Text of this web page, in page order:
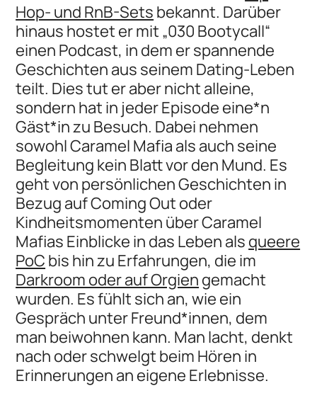
Hop- und RnB-Setsbekannt. Darüber
hinaus hostet er mit „030 Bootycall“
einen Podcast, in dem er spannende
Geschichten aus seinem Dating-Leben
teilt. Dies tut er aber nicht alleine,
sondern hat in jeder Episode eine*n
Gäst*in zu Besuch. Dabei nehmen
sowohl Caramel Mafia als auch seine
Begleitung kein Blatt vor den Mund. Es
geht von persönlichen Geschichten in
Bezug auf Coming Out oder
Kindheitsmomenten über Caramel
Mafias Einblicke in das Leben alsqueere
PoCbis hin zu Erfahrungen, die im
Darkroom oder auf Orgiengemacht
wurden. Es fühlt sich an, wie ein
Gespräch unter Freund*innen, dem
man beiwohnen kann. Man lacht, denkt
nach oder schwelgt beim Hören in
Erinnerungen an eigene Erlebnisse.